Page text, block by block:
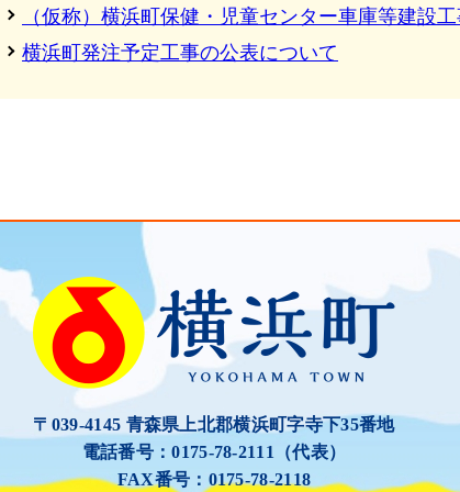
（仮称）横浜町保健・児童センター車庫等建設
横浜町発注予定工事の公表について
〒039-4145 青森県上北郡横浜町字寺下35番地
電話番号：0175-78-2111（代表）
FAX番号：0175-78-2118